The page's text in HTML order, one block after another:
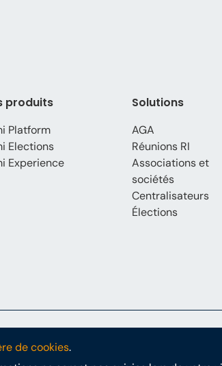
de cookies.
produits
Platform
Elections
Experience
Solutions
AGA
Réunions RI
Associations et
sociétés
Centralisateurs
Élections
de confidentialité